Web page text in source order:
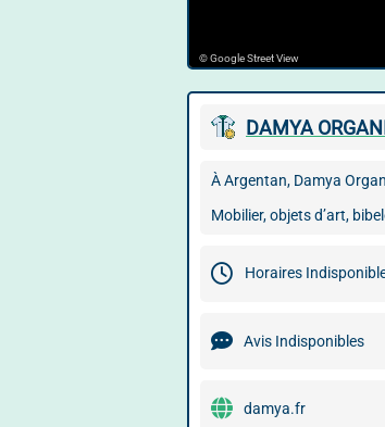
© Google Street View
DAMYA
À Argentan, Damya
Mobilier, objets d’art,
Horaires
Avis Indisponibles
damya.fr